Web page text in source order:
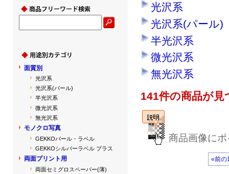
光沢系
光沢系(パール)
半光沢系
微光沢系
無光沢系
141件の商品が
商品画像に
«前の
面質別
光沢系
光沢系(パール)
半光沢系
微光沢系
無光沢系
モノクロ写真
GEKKOパール・ラベル
GEKKOシルバーラベル プラス
両面プリント用
両面セミグロスペーパー(薄)